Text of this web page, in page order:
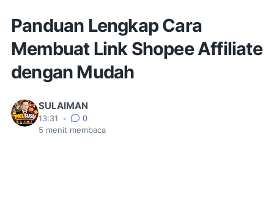
Panduan Lengkap Cara
Membuat Link Shopee Affiliate
dengan Mudah
SULAIMAN
13:31 •
0
5 menit membaca